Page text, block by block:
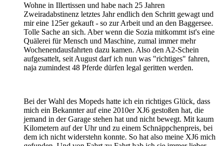
Wohne in Illertissen und habe nach 25 Jahren
Zweiradabstinenz letztes Jahr endlich den Schritt gewagt und
mir eine 125er gekauft - so zur Arbeit und an den Baggersee.
Tolle Sache an sich. Aber wenn die Sozia mitkommt ist's eine
Quälerei für Mensch und Maschine, zumal immer mehr
Wochenendausfahrten dazu kamen. Also den A2-Schein
aufgesattelt, seit August darf ich nun was "richtiges" fahren,
naja zumindest 48 Pferde dürfen legal geritten werden.
Bei der Wahl des Mopeds hatte ich ein richtiges Glück, dass
mich ein Bekannter auf eine 2010er XJ6 gestoßen hat, die
jemand in der Garage stehen hat und nicht bewegt. Mit kaum
Kilometern auf der Uhr und zu einem Schnäppchenpreis, bei
dem ich nicht widerstehn konnte. So hat also meine XJ6 mich